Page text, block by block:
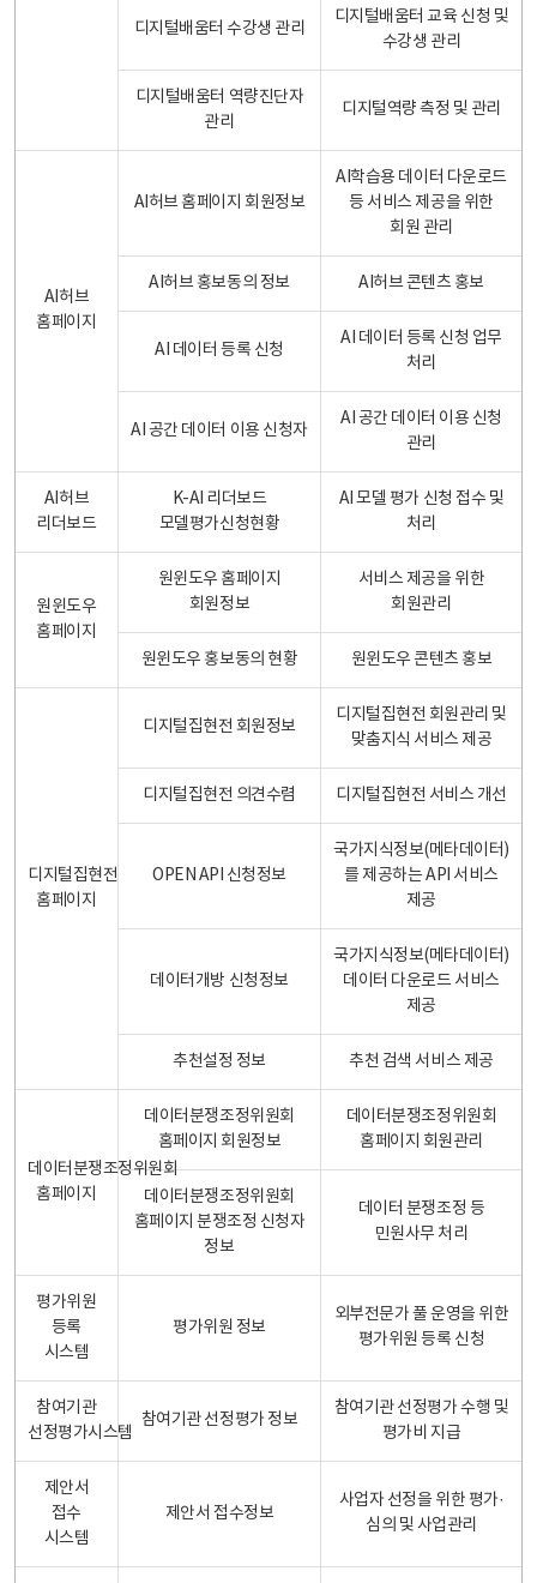
디지털배움터 수강생 관리
디지털배움터 교육 신청 및
수강생 관리
디지털배움터 역량진단자
관리
디지털역량 측정 및 관리
AI허브
홈페이지
AI허브 홈페이지 회원정보
AI학습용 데이터 다운로드
등 서비스 제공을 위한
회원 관리
AI허브 홍보동의 정보 AI허브 콘텐츠 홍보
AI 데이터 등록 신청
AI 데이터 등록 신청 업무
처리
AI 공간 데이터 이용 신청자
AI 공간 데이터 이용 신청
관리
AI허브
리더보드
K-AI 리더보드
모델평가신청현황
AI 모델 평가 신청 접수 및
처리
원윈도우
홈페이지
원윈도우 홈페이지
회원정보
서비스 제공을 위한
회원관리
원윈도우 홍보동의 현황 원윈도우 콘텐츠 홍보
디지털집현전
홈페이지
디지털집현전 회원정보
디지털집현전 회원관리 및
맞춤지식 서비스 제공
디지털집현전 의견수렴 디지털집현전 서비스 개선
OPEN API 신청정보
국가지식정보(메타데이터)
를 제공하는 API 서비스
제공
데이터개방 신청정보
국가지식정보(메타데이터)
데이터 다운로드 서비스
제공
추천설정 정보 추천 검색 서비스 제공
데이터분쟁조정위원회
홈페이지
데이터분쟁조정위원회
홈페이지 회원정보
데이터분쟁조정위원회
홈페이지 회원관리
데이터분쟁조정위원회
홈페이지 분쟁조정 신청자
정보
데이터 분쟁조정 등
민원사무 처리
평가위원
등록
시스템
평가위원 정보
외부전문가 풀 운영을 위한
평가위원 등록 신청
참여기관
선정평가시스템
참여기관 선정평가 정보
참여기관 선정평가 수행 및
평가비 지급
제안서
접수
시스템
제안서 접수정보
사업자 선정을 위한 평가·
심의 및 사업관리